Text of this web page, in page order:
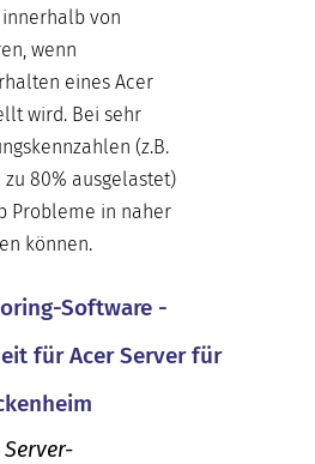
von
wenn
eines Acer
wird. Bei sehr
(z.B.
80% ausgelastet)
Probleme in naher
können.
Software -
für Acer Server für